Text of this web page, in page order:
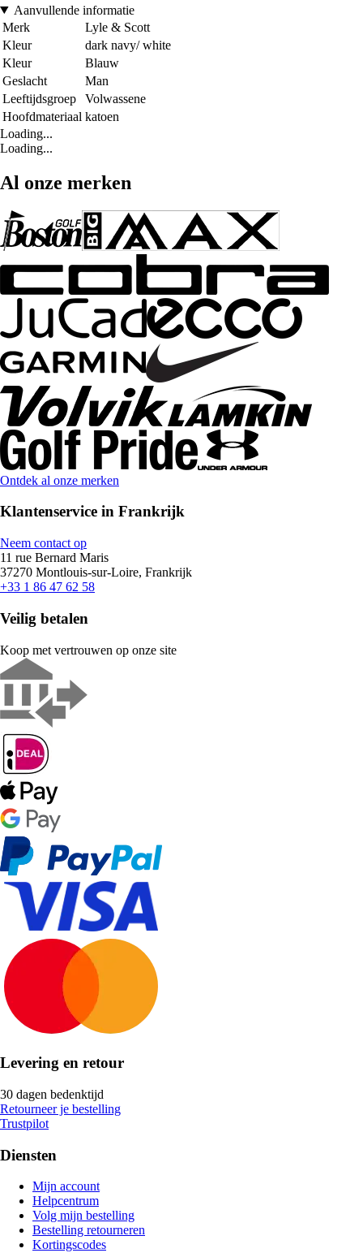
Aanvullende informatie
Merk
Lyle & Scott
Kleur
dark navy/ white
Kleur
Blauw
Geslacht
Man
Leeftijdsgroep
Volwassene
Hoofdmateriaal katoen
Loading...
Loading...
Al onze merken
Ontdek al onze merken
Klantenservice in Frankrijk
Neem contact op
11 rue Bernard Maris
37270 Montlouis-sur-Loire, Frankrijk
+33 1 86 47 62 58
Veilig betalen
Koop met vertrouwen op onze site
Levering en retour
30 dagen bedenktijd
Retourneer je bestelling
Trustpilot
Diensten
Mijn account
Helpcentrum
Volg mijn bestelling
Bestelling retourneren
Kortingscodes